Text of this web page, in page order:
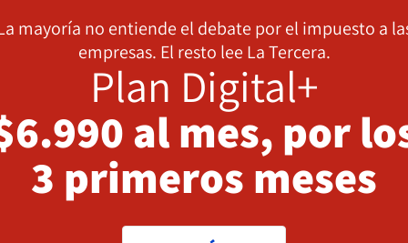
mayoría no entiende el debate por el impuesto a
empresas. El resto lee La Tercera.
Plan Digital+
al mes, por
3 primeros meses